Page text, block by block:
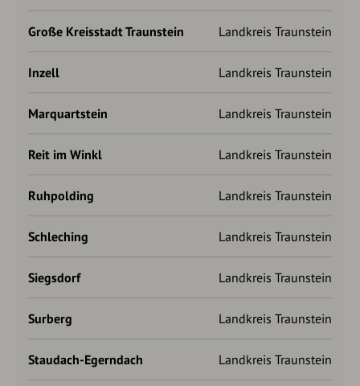
Große Kreisstadt Traunstein Landkreis Traunstein
Inzell Landkreis Traunstein
Marquartstein Landkreis Traunstein
Reit im Winkl Landkreis Traunstein
Ruhpolding Landkreis Traunstein
Schleching Landkreis Traunstein
Siegsdorf Landkreis Traunstein
Surberg Landkreis Traunstein
Staudach-Egerndach Landkreis Traunstein